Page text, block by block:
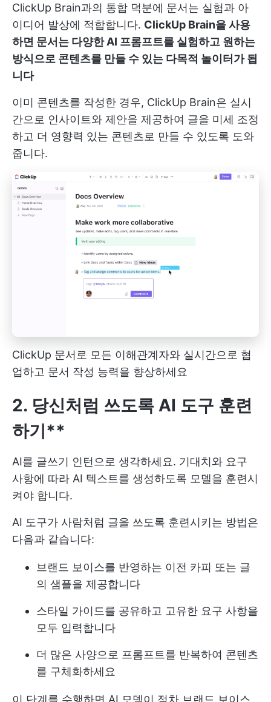
ClickUp Brain과의 통합 덕분에 문서는 실험과 아
이디어 발상에 적합합니다. ClickUp Brain을 사용
하면 문서는 다양한 AI 프롬프트를 실험하고 원하는
방식으로 콘텐츠를 만들 수 있는 다목적 놀이터가 됩
니다
이미 콘텐츠를 작성한 경우, ClickUp Brain은 실시
간으로 인사이트와 제안을 제공하여 글을 미세 조정
하고 더 영향력 있는 콘텐츠로 만들 수 있도록 도와
줍니다.
ClickUp 문서로 모든 이해관계자와 실시간으로 협
업하고 문서 작성 능력을 향상하세요
2. 당신처럼 쓰도록 AI 도구 훈련
하기**
AI를 글쓰기 인턴으로 생각하세요. 기대치와 요구
사항에 따라 AI 텍스트를 생성하도록 모델을 훈련시
켜야 합니다.
AI 도구가 사람처럼 글을 쓰도록 훈련시키는 방법은
다음과 같습니다:
브랜드 보이스를 반영하는 이전 카피 또는 글
의 샘플을 제공합니다
스타일 가이드를 공유하고 고유한 요구 사항을
모두 입력합니다
더 많은 사양으로 프롬프트를 반복하여 콘텐츠
를 구체화하세요
이 단계를 수행하면 AI 모델이 점차 브랜드 보이스